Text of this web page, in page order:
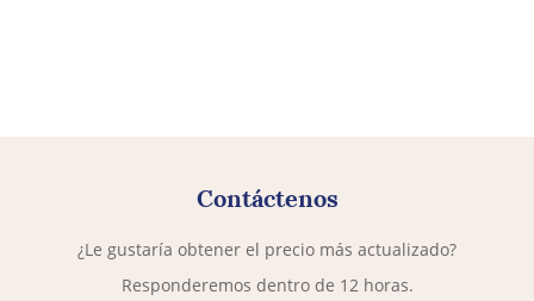
Contáctenos
¿Le gustaría obtener el precio más actualizado?
Responderemos dentro de 12 horas.